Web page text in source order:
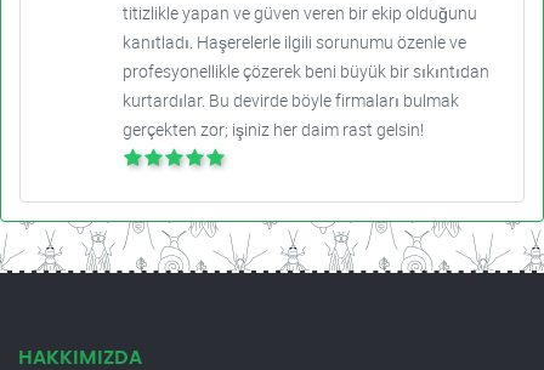
titizlikle yapan ve güven veren bir ekip olduğunu
kanıtladı. Haşerelerle ilgili sorunumu özenle ve
profesyonellikle çözerek beni büyük bir sıkıntıdan
kurtardılar. Bu devirde böyle firmaları bulmak
gerçekten zor; işiniz her daim rast gelsin!
HAKKIMIZDA